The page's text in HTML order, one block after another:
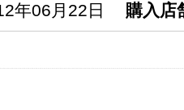
年06月22日 購入店